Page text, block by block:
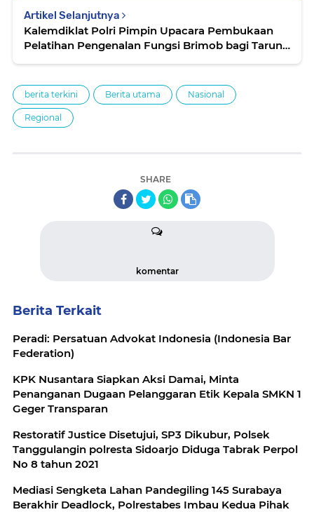
Artikel Selanjutnya
Kalemdiklat Polri Pimpin Upacara Pembukaan
Pelatihan Pengenalan Fungsi Brimob bagi Taruna
berita terkini Berita utama Nasional
Regional
SHARE
komentar
Berita Terkait
Peradi: Persatuan Advokat Indonesia (Indonesia Bar
Federation)
KPK Nusantara Siapkan Aksi Damai, Minta
Penanganan Dugaan Pelanggaran Etik Kepala SMKN 1
Geger Transparan
Restoratif Justice Disetujui, SP3 Dikubur, Polsek
Tanggulangin polresta Sidoarjo Diduga Tabrak Perpol
No 8 tahun 2021
Mediasi Sengketa Lahan Pandegiling 145 Surabaya
Berakhir Deadlock, Polrestabes Imbau Kedua Pihak